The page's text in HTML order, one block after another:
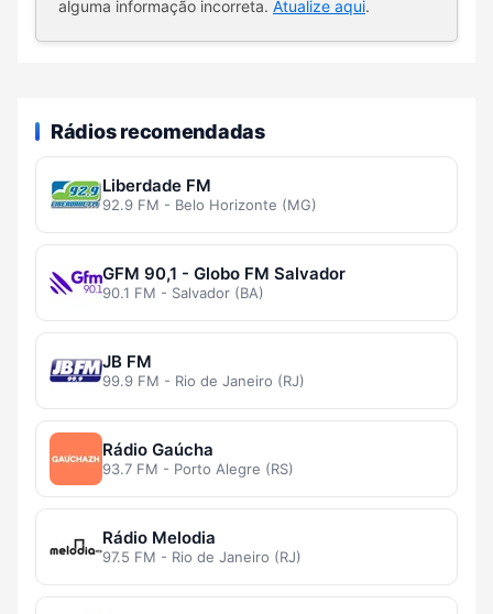
alguma informação incorreta. Atualize aqui.
Rádios recomendadas
Liberdade FM
92.9 FM - Belo Horizonte (MG)
GFM 90,1 - Globo FM Salvador
90.1 FM - Salvador (BA)
JB FM
99.9 FM - Rio de Janeiro (RJ)
Rádio Gaúcha
93.7 FM - Porto Alegre (RS)
Rádio Melodia
97.5 FM - Rio de Janeiro (RJ)